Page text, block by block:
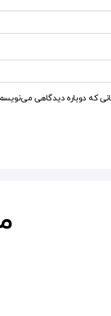
که دوباره دیدگاهی